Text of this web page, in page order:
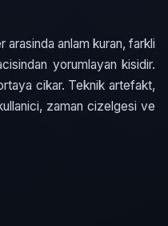
anlam kuran, farkli
yorumlayan kisidir.
cikar. Teknik artefakt,
zaman cizelgesi ve